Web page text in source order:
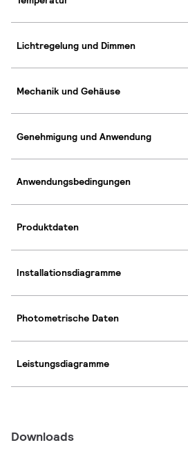
Lichtregelung und Dimmen
Mechanik und Gehäuse
Genehmigung und Anwendung
Anwendungsbedingungen
Produktdaten
Installationsdiagramme
Photometrische Daten
Leistungsdiagramme
Downloads